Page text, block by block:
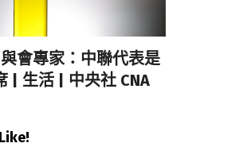
會專家：中聯代表是
| 生活 | 中央社 CNA